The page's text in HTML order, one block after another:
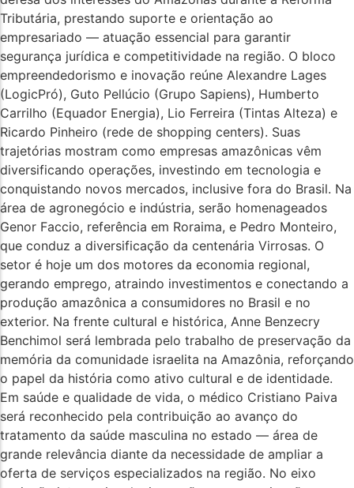
Tributária, prestando suporte e orientação ao
empresariado — atuação essencial para garantir
segurança jurídica e competitividade na região. O bloco
empreendedorismo e inovação reúne Alexandre Lages
(LogicPró), Guto Pellúcio (Grupo Sapiens), Humberto
Carrilho (Equador Energia), Lio Ferreira (Tintas Alteza) e
Ricardo Pinheiro (rede de shopping centers). Suas
trajetórias mostram como empresas amazônicas vêm
diversificando operações, investindo em tecnologia e
conquistando novos mercados, inclusive fora do Brasil. Na
área de agronegócio e indústria, serão homenageados
Genor Faccio, referência em Roraima, e Pedro Monteiro,
que conduz a diversificação da centenária Virrosas. O
setor é hoje um dos motores da economia regional,
gerando emprego, atraindo investimentos e conectando a
produção amazônica a consumidores no Brasil e no
exterior. Na frente cultural e histórica, Anne Benzecry
Benchimol será lembrada pelo trabalho de preservação da
memória da comunidade israelita na Amazônia, reforçando
o papel da história como ativo cultural e de identidade.
Em saúde e qualidade de vida, o médico Cristiano Paiva
será reconhecido pela contribuição ao avanço do
tratamento da saúde masculina no estado — área de
grande relevância diante da necessidade de ampliar a
oferta de serviços especializados na região. No eixo